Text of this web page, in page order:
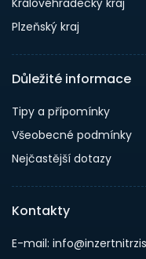
Plzeňský kraj
Důležité informace
Tipy a přípomínky
Všeobecné podmínky
Nejčastější dotazy
Kontakty
E-mail: